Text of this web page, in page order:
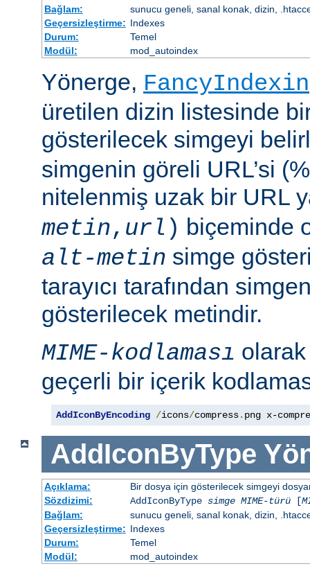
Bağlam:
sunucu geneli, sanal konak, dizin,
Geçersizleştirme: Indexes
Durum:
Temel
Modül:
mod_autoindex
Yönerge,
üretilen dizin listesinde
gösterilecek simgeyi
simgenin göreli URL’si
nitelenmiş uzak bir URL
metin, url ) biçeminde
alt-metin simge
tarayıcı tarafından
gösterilecek metindir.
MIME-kodlaması
geçerli bir içerik
AddIconByEncoding /icons/compress. png x-
AddIconByType
Açıklama:
Bir dosya için gösterilecek simgeyi
Sözdizimi:
AddIconByType simge MIME-türü[
Bağlam:
sunucu geneli, sanal konak, dizin,
Geçersizleştirme: Indexes
Durum:
Temel
Modül:
mod_autoindex